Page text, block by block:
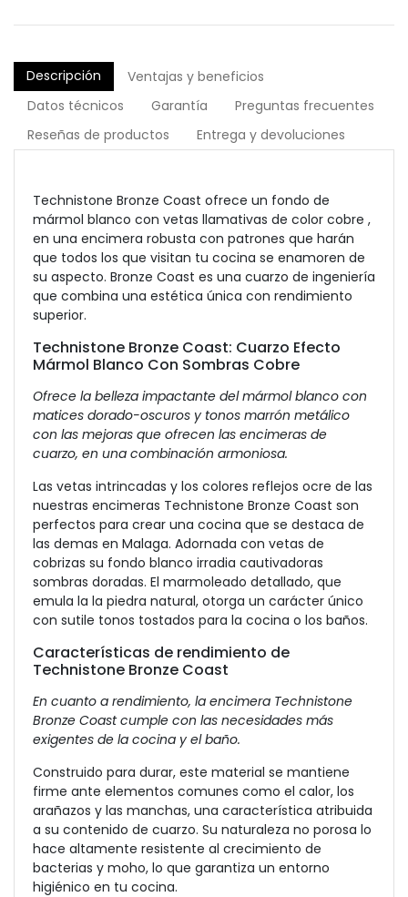
Descripción
Ventajas y beneficios
Datos técnicos
Garantía
Preguntas frecuentes
Reseñas de productos
Entrega y devoluciones
Technistone Bronze Coast ofrece un fondo de
mármol blanco con vetas llamativas de color cobre ,
en una encimera robusta con patrones que harán
que todos los que visitan tu cocina se enamoren de
su aspecto. Bronze Coast es una cuarzo de ingeniería
que combina una estética única con rendimiento
superior.
Technistone Bronze Coast: Cuarzo Efecto
Mármol Blanco Con Sombras Cobre
Ofrece la belleza impactante del mármol blanco con
matices dorado-oscuros y tonos marrón metálico
con las mejoras que ofrecen las encimeras de
cuarzo, en una combinación armoniosa.
Las vetas intrincadas y los colores reflejos ocre de las
nuestras encimeras Technistone Bronze Coast son
perfectos para crear una cocina que se destaca de
las demas en Malaga. Adornada con vetas de
cobrizas su fondo blanco irradia cautivadoras
sombras doradas. El marmoleado detallado, que
emula la la piedra natural, otorga un carácter único
con sutile tonos tostados para la cocina o los baños.
Características de rendimiento de
Technistone Bronze Coast
En cuanto a rendimiento, la encimera Technistone
Bronze Coast cumple con las necesidades más
exigentes de la cocina y el baño.
Construido para durar, este material se mantiene
firme ante elementos comunes como el calor, los
arañazos y las manchas, una característica atribuida
a su contenido de cuarzo. Su naturaleza no porosa lo
hace altamente resistente al crecimiento de
bacterias y moho, lo que garantiza un entorno
higiénico en tu cocina.